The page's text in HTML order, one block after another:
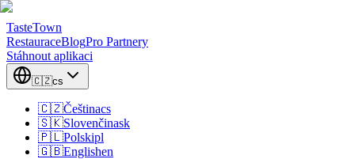
TasteTown
RestauraceBlogPro Partnery
Stáhnout aplikaci
🇨🇿cs
🇨🇿Češtinacs
🇸🇰Slovenčinask
🇵🇱Polskipl
🇬🇧Englishen